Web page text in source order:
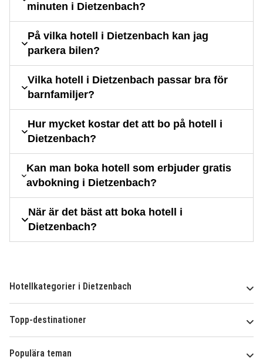
minuten i Dietzenbach?
På vilka hotell i Dietzenbach kan jag
parkera bilen?
Vilka hotell i Dietzenbach passar bra för
barnfamiljer?
Hur mycket kostar det att bo på hotell i
Dietzenbach?
Kan man boka hotell som erbjuder gratis
avbokning i Dietzenbach?
När är det bäst att boka hotell i
Dietzenbach?
Hotellkategorier i Dietzenbach
Topp-destinationer
Populära teman